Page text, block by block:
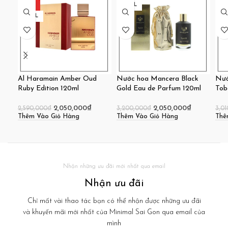
120ML
Al Haramain Amber Oud
Ruby Edition 120ml
2,590,000₫ 2,050,000₫
Thêm Vào Giỏ Hàng
100ML
Nước hoa Mancera Black
Gold Eau de Parfum 120ml
3,200,000₫ 2,050,000₫
Thêm Vào Giỏ Hàng
Nhận những ưu đãi mới nhất qua email
Nhận ưu đãi
Chỉ mất vài thao tác bạn có thể nhận được những ưu đãi
và khuyến mãi mới nhất của Minimal Sai Gon qua email của
mình